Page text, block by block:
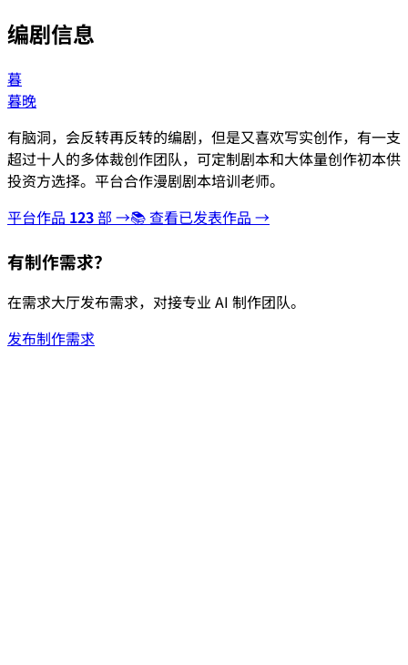
编剧信息
暮
暮晚
有脑洞，会反转再反转的编剧，但是又喜欢写实创作，有一支
超过十人的多体裁创作团队，可定制剧本和大体量创作初本供
投资方选择。平台合作漫剧剧本培训老师。
平台作品 123部 →📚 查看已发表作品 →
有制作需求？
在需求大厅发布需求，对接专业 AI 制作团队。
发布制作需求